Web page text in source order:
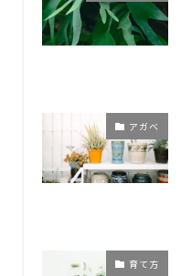
アガベ
育て方